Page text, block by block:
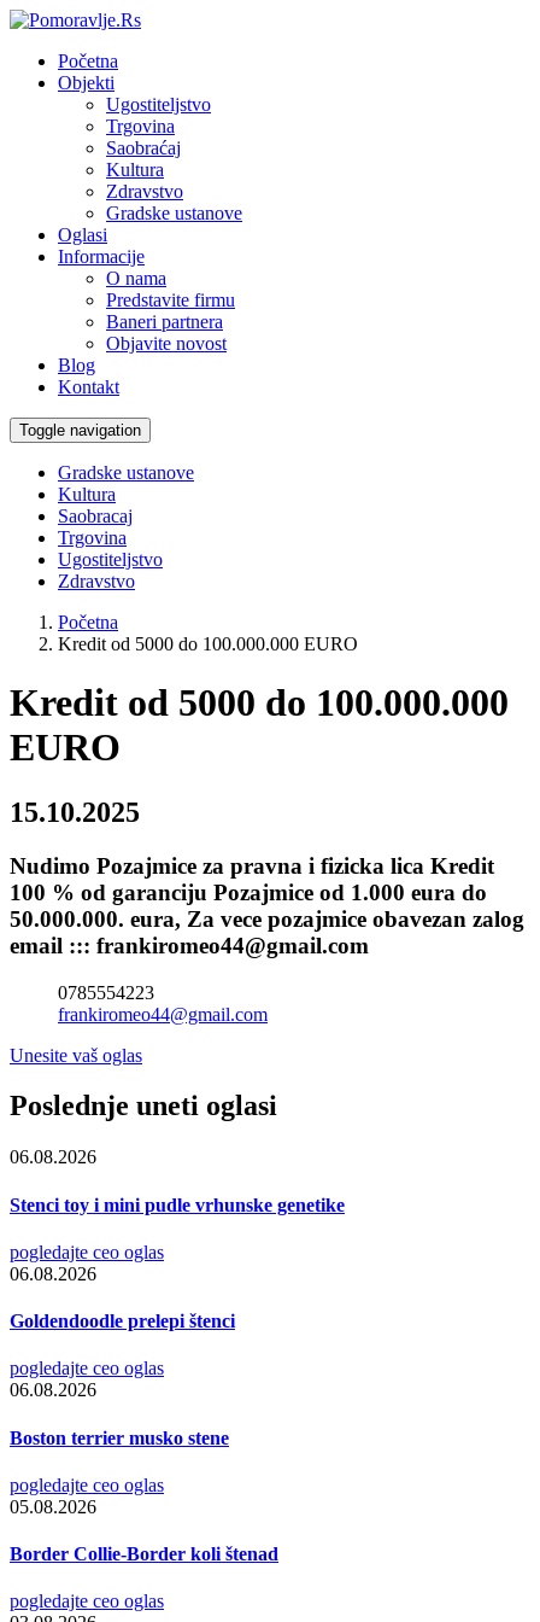
Početna
Objekti
Ugostiteljstvo
Trgovina
Saobraćaj
Kultura
Zdravstvo
Gradske ustanove
Oglasi
Informacije
O nama
Predstavite firmu
Baneri partnera
Objavite novost
Blog
Kontakt
Toggle navigation
Gradske ustanove
Kultura
Saobracaj
Trgovina
Ugostiteljstvo
Zdravstvo
Početna
Kredit od 5000 do 100.000.000 EURO
Kredit od 5000 do 100.000.000
EURO
15.10.2025
Nudimo Pozajmice za pravna i fizicka lica Kredit
100 % od garanciju Pozajmice od 1.000 eura do
50.000.000. eura, Za vece pozajmice obavezan zalog
email ::: frankiromeo44@gmail.com
0785554223
frankiromeo44@gmail.com
Unesite vaš oglas
Poslednje uneti oglasi
06.08.2026
Stenci toy i mini pudle vrhunske genetike
pogledajte ceo oglas
06.08.2026
Goldendoodle prelepi štenci
pogledajte ceo oglas
06.08.2026
Boston terrier musko stene
pogledajte ceo oglas
05.08.2026
Border Collie-Border koli štenad
pogledajte ceo oglas